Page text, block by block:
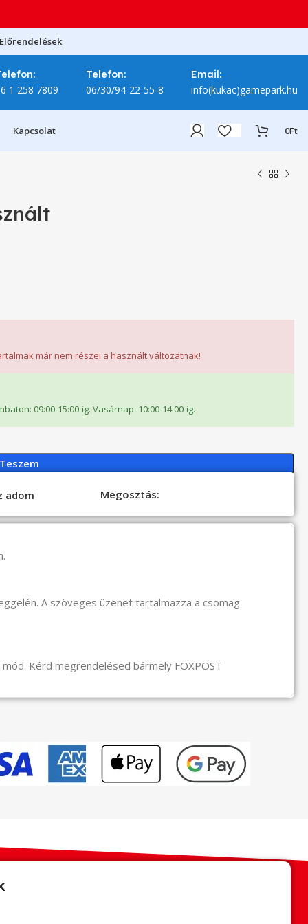
Előrendelések
1 258 7809
Telefon:
06/30/94-22-55-8
Email:
info(kukac)gamepark.hu
Kapcsolat 0Ft
már nem részei a használt változatnak!
09:00-15:00-ig. Vasárnap: 10:00-14:00-ig.
adom Megosztás:
A szöveges üzenet tartalmazza a csomag
Kérd megrendelésed bármely FOXPOST